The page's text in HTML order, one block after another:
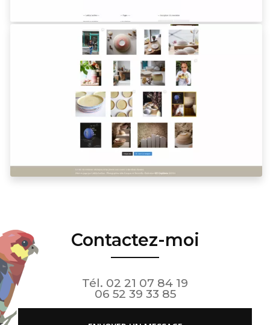
Contactez-moi
Tél. 02 21 07 84 19
06 52 39 33 85